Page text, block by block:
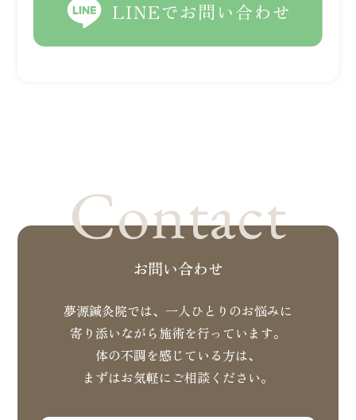
Contact
お問い合わせ
夢源鍼灸院では、一人ひとりのお悩みに
寄り添いながら施術を行っています。
体の不調を感じている方は、
まずはお気軽にご相談ください。